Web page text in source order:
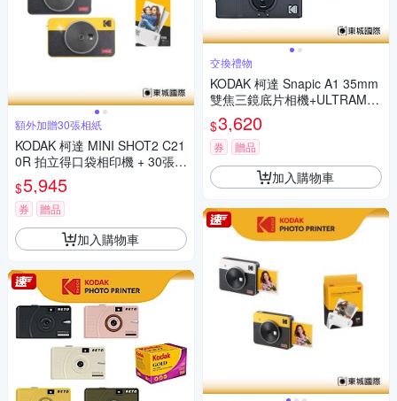
額外加贈30張相紙
KODAK 柯達 MINI SHOT2 C21
0R 拍立得口袋相印機 + 30張相
紙組 公司貨
$5,945
券 贈品
加入購物車
交換禮物
KODAK 柯達 Snapic A1 35mm
雙焦三鏡底片相機+ULTRAMA
X 400底片組
$3,620
券 贈品
加入購物車